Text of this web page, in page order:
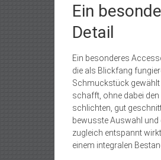
Ein
Detail
Ein besonderes
die als Blickfang
Schmuckstück
schafft, ohne dabei
schlichten, gut
bewusste Auswahl und
zugleich entspannt
einem integralen